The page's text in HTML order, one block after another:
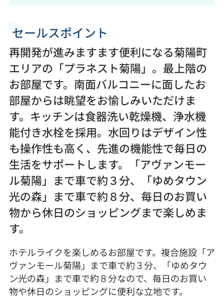
セールスポイント
再開発が進みますます便利になる菊陽町
エリアの「プラネスト菊陽」。最上階の
お部屋です。南面バルコニーに面したお
部屋からは眺望をお愉しみいただけま
す。キッチンは食器洗い乾燥機、浄水機
能付き水栓を採用。水回りはデザイン性
も操作性も高く、先進の機能性で毎日の
生活をサポートします。「アヴァンモー
ル菊陽」まで車で約３分、「ゆめタウン
光の森」まで車で約８分、毎日のお買い
物から休日のショッピングまで楽しめま
す。
ホテルライクを楽しめるお部屋です。複合施設「ア
ヴァンモール菊陽」まで車で約３分、「ゆめタウ
ン光の森」まで車で約８分なので、毎日のお買い
物や休日のショッピングに便利な立地です。